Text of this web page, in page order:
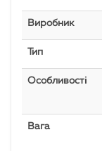
Виробник
Тип
Особливості
Вага